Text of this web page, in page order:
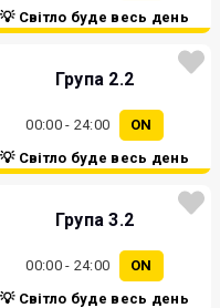
💡 Світло буде весь день
Група 2.2
00:00 - 24:00
ON
💡 Світло буде весь день
Група 3.2
00:00 - 24:00
ON
💡 Світло буде весь день